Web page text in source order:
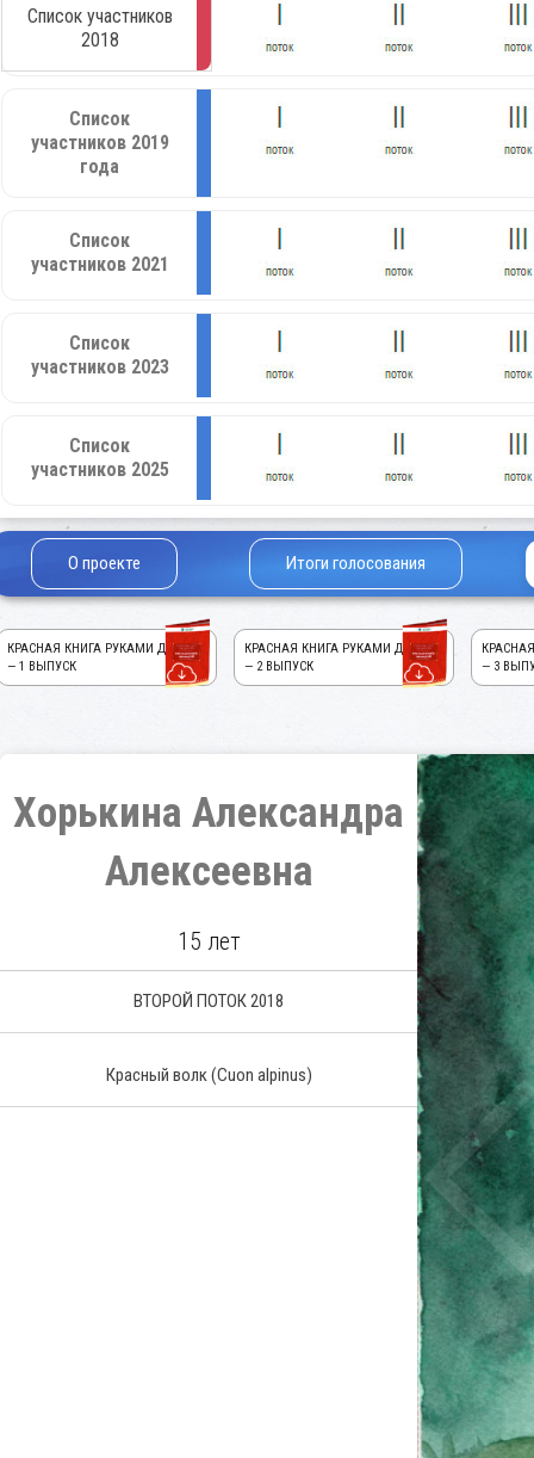
Список участников
2018
Список
участников 2019
года
Список
участников 2021
Список
участников 2023
Список
участников 2025
О проекте Итоги голосования
КРАСНАЯ КНИГА РУКАМИ ДЕТЕЙ!
— 1 ВЫПУСК
КРАСНАЯ КНИГА РУКАМИ ДЕТЕЙ!
— 2 ВЫПУСК
— 3
Хорькина Александра
Алексеевна
15 лет
ВТОРОЙ ПОТОК 2018
Красный волк(Cuon alpinus)